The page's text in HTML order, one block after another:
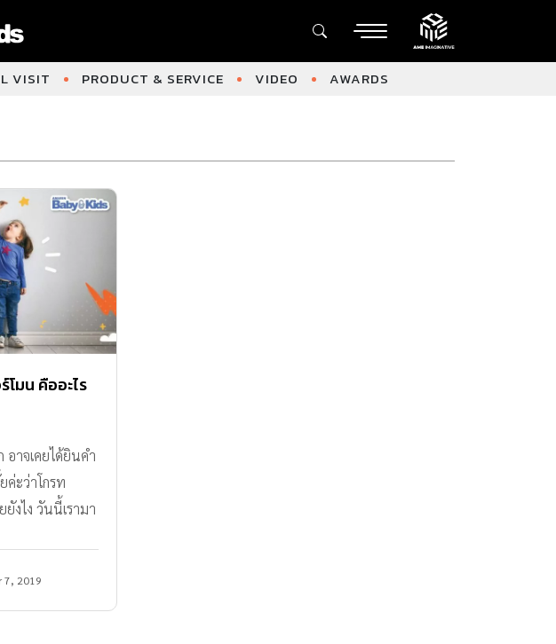
VISIT PRODUCT & SERVICE VIDEO AWARDS
มน คืออะไร
าจเคยได้ยินคำ
ะว่าโกรท
งไง วันนี้เรามา
7, 2019